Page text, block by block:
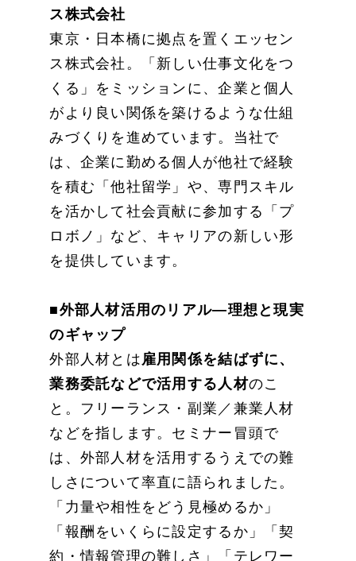
ス株式会社
東京・日本橋に拠点を置くエッセン
ス株式会社。「新しい仕事文化をつ
くる」をミッションに、企業と個人
がより良い関係を築けるような仕組
みづくりを進めています。当社で
は、企業に勤める個人が他社で経験
を積む「他社留学」や、専門スキル
を活かして社会貢献に参加する「プ
ロボノ」など、キャリアの新しい形
を提供しています。
■外部人材活用のリアル—理想と現実
のギャップ
外部人材とは雇用関係を結ばずに、
業務委託などで活用する人材のこ
と。フリーランス・副業／兼業人材
などを指します。セミナー冒頭で
は、外部人材を活用するうえでの難
しさについて率直に語られました。
「力量や相性をどう見極めるか」
「報酬をいくらに設定するか」「契
約・情報管理の難しさ」「テレワー